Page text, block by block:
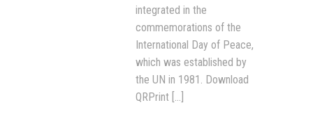
integrated in the
commemorations of the
International Day of Peace,
which was established by
the UN in 1981. Download
QRPrint [...]